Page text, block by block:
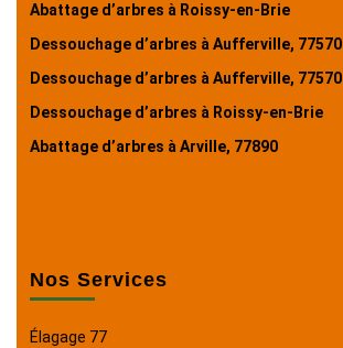
Abattage d’arbres à Roissy-en-Brie
Dessouchage d’arbres à Aufferville, 77570
Dessouchage d’arbres à Aufferville, 77570
Dessouchage d’arbres à Roissy-en-Brie
Abattage d’arbres à Arville, 77890
Nos Services
Élagage 77